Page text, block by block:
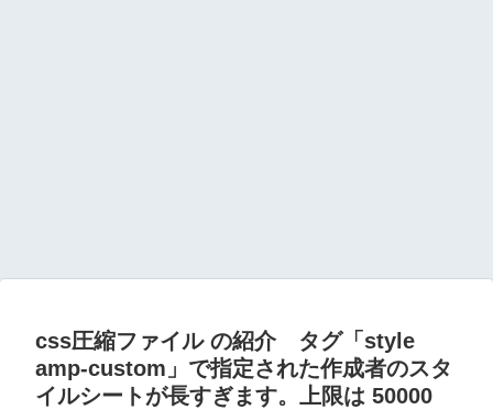
css圧縮ファイル の紹介 タグ「style
amp-custom」で指定された作成者のスタ
イルシートが長すぎます。上限は 50000